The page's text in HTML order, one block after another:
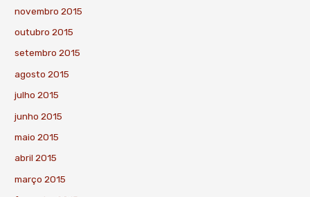
novembro 2015
outubro 2015
setembro 2015
agosto 2015
julho 2015
junho 2015
maio 2015
abril 2015
março 2015